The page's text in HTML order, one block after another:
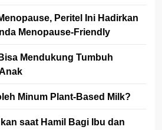
Peritel Ini Hadirkan
Menopause-Friendly
Mendukung Tumbuh
Minum Plant-Based Milk?
saat Hamil Bagi Ibu dan